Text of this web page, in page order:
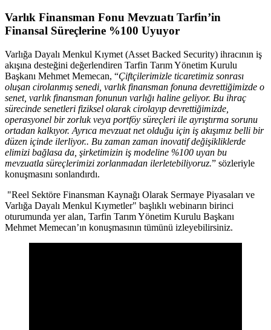
Varlık Finansman Fonu Mevzuatı Tarfin’in
Finansal Süreçlerine %100 Uyuyor
Varlığa Dayalı Menkul Kıymet (Asset Backed Security) ihracının iş
akışına desteğini değerlendiren Tarfin Tarım Yönetim Kurulu
Başkanı Mehmet Memecan, “Çiftçilerimizle ticaretimiz sonrası
oluşan cirolanmış senedi, varlık finansman fonuna devrettiğimizde o
senet, varlık finansman fonunun varlığı haline geliyor. Bu ihraç
sürecinde senetleri fiziksel olarak cirolayıp devrettiğimizde,
operasyonel bir zorluk veya portföy süreçleri ile ayrıştırma sorunu
ortadan kalkıyor. Ayrıca mevzuat net olduğu için iş akışımız belli bir
düzen içinde ilerliyor.. Bu zaman zaman inovatif değişikliklerde
elimizi bağlasa da, şirketimizin iş modeline %100 uyan bu
mevzuatla süreçlerimizi zorlanmadan ilerletebiliyoruz.” sözleriyle
konuşmasını sonlandırdı.
"Reel Sektöre Finansman Kaynağı Olarak Sermaye Piyasaları ve
Varlığa Dayalı Menkul Kıymetler" başlıklı webinarın birinci
oturumunda yer alan, Tarfin Tarım Yönetim Kurulu Başkanı
Mehmet Memecan’ın konuşmasının tümünü izleyebilirsiniz.